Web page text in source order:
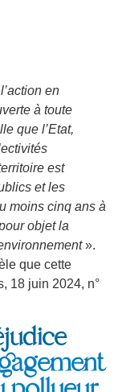
l’action en
à toute
que l’Etat,
est
et les
moins cinq ans à
objet la
».
que cette
18 juin 2024, n°